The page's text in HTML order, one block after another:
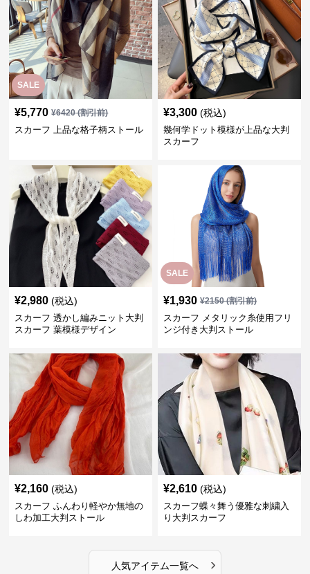
SALE
¥5,770 ¥6420(割引前)
スカーフ 上品な格子柄ストール
¥3,300 (税込)
幾何学ドット模様が上品な大判
スカーフ
¥2,980 (税込)
スカーフ 透かし編みニット大判
スカーフ 葉模様デザイン
SALE
¥1,930 ¥2150(割引前)
スカーフ メタリック糸使用フリ
ンジ付き大判ストール
¥2,160 (税込)
スカーフ ふんわり軽やか無地の
しわ加工大判ストール
¥2,610 (税込)
スカーフ蝶々舞う優雅な刺繍入
り大判スカーフ
人気アイテム一覧へ ›